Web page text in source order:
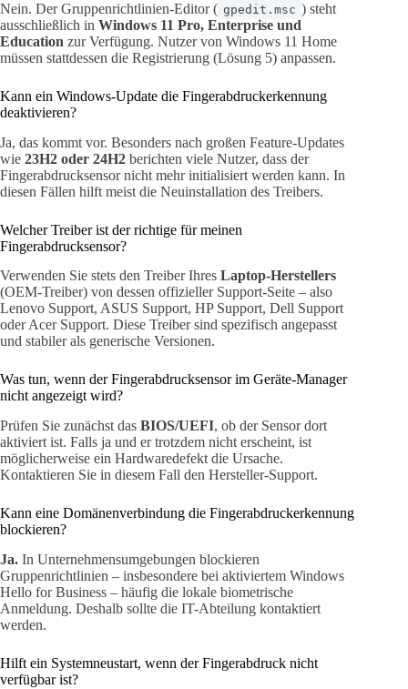
Nein. Der Gruppenrichtlinien-Editor ( gpedit.msc ) steht
ausschließlich in Windows 11 Pro, Enterprise und
Education zur Verfügung. Nutzer von Windows 11 Home
müssen stattdessen die Registrierung (Lösung 5) anpassen.
Kann ein Windows-Update die Fingerabdruckerkennung
deaktivieren?
Ja, das kommt vor. Besonders nach großen Feature-Updates
wie 23H2 oder 24H2 berichten viele Nutzer, dass der
Fingerabdrucksensor nicht mehr initialisiert werden kann. In
diesen Fällen hilft meist die Neuinstallation des Treibers.
Welcher Treiber ist der richtige für meinen
Fingerabdrucksensor?
Verwenden Sie stets den Treiber Ihres Laptop-Herstellers
(OEM-Treiber) von dessen offizieller Support-Seite – also
Lenovo Support, ASUS Support, HP Support, Dell Support
oder Acer Support. Diese Treiber sind spezifisch angepasst
und stabiler als generische Versionen.
Was tun, wenn der Fingerabdrucksensor im Geräte-Manager
nicht angezeigt wird?
Prüfen Sie zunächst das BIOS/UEFI, ob der Sensor dort
aktiviert ist. Falls ja und er trotzdem nicht erscheint, ist
möglicherweise ein Hardwaredefekt die Ursache.
Kontaktieren Sie in diesem Fall den Hersteller-Support.
Kann eine Domänenverbindung die Fingerabdruckerkennung
blockieren?
Ja. In Unternehmensumgebungen blockieren
Gruppenrichtlinien – insbesondere bei aktiviertem Windows
Hello for Business – häufig die lokale biometrische
Anmeldung. Deshalb sollte die IT-Abteilung kontaktiert
werden.
Hilft ein Systemneustart, wenn der Fingerabdruck nicht
verfügbar ist?